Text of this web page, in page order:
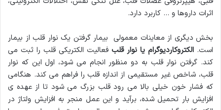
اثرات داروها و … کاربرد دارد.
بخش دیگری از معاینات معمولی بیمار گرفتن یک نوار قلب از بیمار
است. الکتروکاردیوگرام یا نوار قلب فعالیت الکتریکی قلب را ثبت می
کند. گرفتن نوار قلب به دو منظور انجام می شود، اول این که نوار
قلب، شاخص غیر مستقیمی از اندازه قلب را فراهم می کند. هنگامی
که فشار خون خیلی بالا می رود قلب بزرگ می شود تا از عهده ی
افزایش بار تحمیل شده، برآید و این عمل منجر به افزایش ولتاژ در